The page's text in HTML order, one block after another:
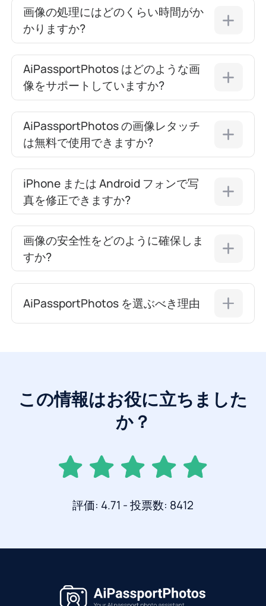
画像の処理にはどのくらい時間がか
かりますか?
AiPassportPhotos はどのような画
像をサポートしていますか?
AiPassportPhotos の画像レタッチ
は無料で使用できますか?
iPhone または Android フォンで写
真を修正できますか?
画像の安全性をどのように確保しま
すか?
AiPassportPhotos を選ぶべき理由
この情報はお役に立ちました
か？
評価: 4.71 - 投票数: 8412